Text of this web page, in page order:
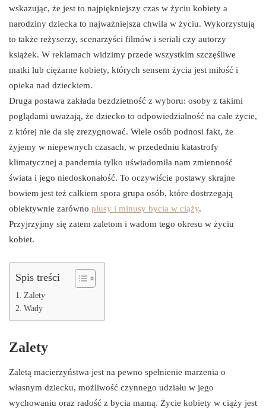
wskazując, że jest to najpiękniejszy czas w życiu kobiety a
narodziny dziecka to najważniejsza chwila w życiu. Wykorzystują
to także reżyserzy, scenarzyści filmów i seriali czy autorzy
książek. W reklamach widzimy przede wszystkim szczęśliwe
matki lub ciężarne kobiety, których sensem życia jest miłość i
opieka nad dzieckiem.
Druga postawa zakłada bezdzietność z wyboru: osoby z takimi
poglądami uważają, że dziecko to odpowiedzialność na całe życie,
z której nie da się zrezygnować. Wiele osób podnosi fakt, że
żyjemy w niepewnych czasach, w przededniu katastrofy
klimatycznej a pandemia tylko uświadomiła nam zmienność
świata i jego niedoskonałość. To oczywiście postawy skrajne
bowiem jest też całkiem spora grupa osób, które dostrzegają
obiektywnie zarówno plusy i minusy bycia w ciąży.
Przyjrzyjmy się zatem zaletom i wadom tego okresu w życiu
kobiet.
Spis treści
Zalety
Wady
Zalety
Zaletą macierzyństwa jest na pewno spełnienie marzenia o
własnym dziecku, możliwość czynnego udziału w jego
wychowaniu oraz radość z bycia mamą. Życie kobiety w ciąży jest